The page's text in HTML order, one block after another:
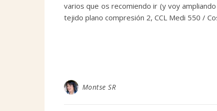
varios que os recomiendo ir (y voy
tejido plano compresión 2, CCL Medi 550 /
Montse SR